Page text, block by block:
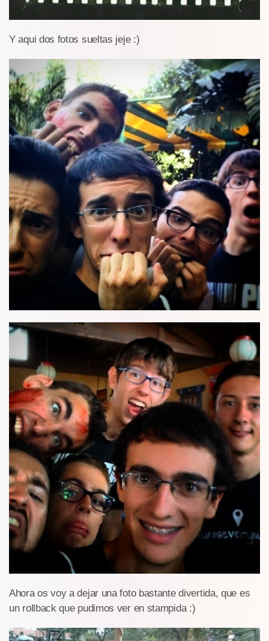
Y aqui dos fotos sueltas jeje :)
Ahora os voy a dejar una foto bastante divertida, que es
un rollback que pudimos ver en stampida :)